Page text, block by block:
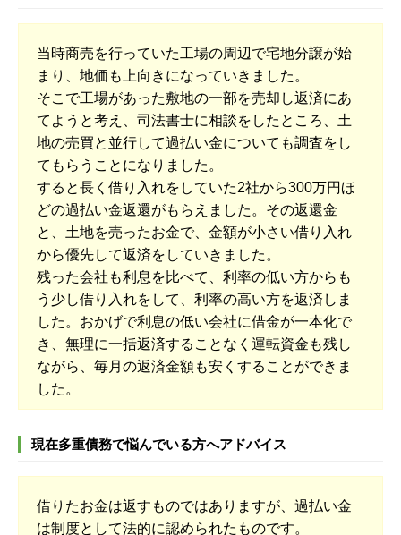
当時商売を行っていた工場の周辺で宅地分譲が始
まり、地価も上向きになっていきました。
そこで工場があった敷地の一部を売却し返済にあ
てようと考え、司法書士に相談をしたところ、土
地の売買と並行して過払い金についても調査をし
てもらうことになりました。
すると長く借り入れをしていた2社から300万円ほ
どの過払い金返還がもらえました。その返還金
と、土地を売ったお金で、金額が小さい借り入れ
から優先して返済をしていきました。
残った会社も利息を比べて、利率の低い方からも
う少し借り入れをして、利率の高い方を返済しま
した。おかげで利息の低い会社に借金が一本化で
き、無理に一括返済することなく運転資金も残し
ながら、毎月の返済金額も安くすることができま
した。
現在多重債務で悩んでいる方へアドバイス
借りたお金は返すものではありますが、過払い金
は制度として法的に認められたものです。